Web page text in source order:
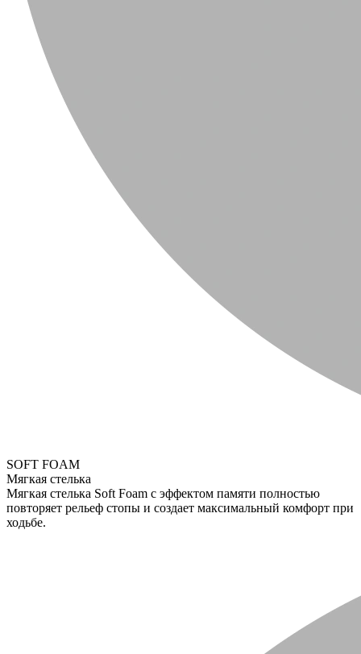
SOFT FOAM
Мягкая стелька
Мягкая стелька Soft Foam с эффектом памяти полностью
повторяет рельеф стопы и создает максимальный комфорт при
ходьбе.